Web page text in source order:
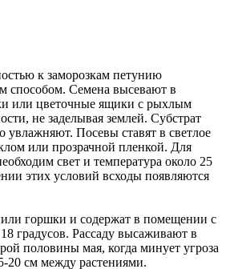
к заморозкам петунию
способом. Семена высевают в
или цветочные ящики с рыхлым
не заделывая землей. Субстрат
увлажняют. Посевы ставят в светлое
или прозрачной пленкой. Для
свет и температура около 25
этих условий всходы появляются
горшки и содержат в помещении с
градусов. Рассаду высаживают в
половины мая, когда минует угроза
20 см между растениями.